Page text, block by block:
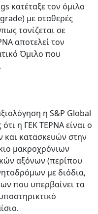
κατέταξε τον όμιλο
με σταθερές
τονίζεται σε
αποτελεί τον
Όμιλο που
η S&P Global
η ΓΕΚ ΤΕΡΝΑ είναι ο
και κατασκευών στην
μακροχρόνιων
αξόνων (περίπου
με διόδια,
που υπερβαίνει τα